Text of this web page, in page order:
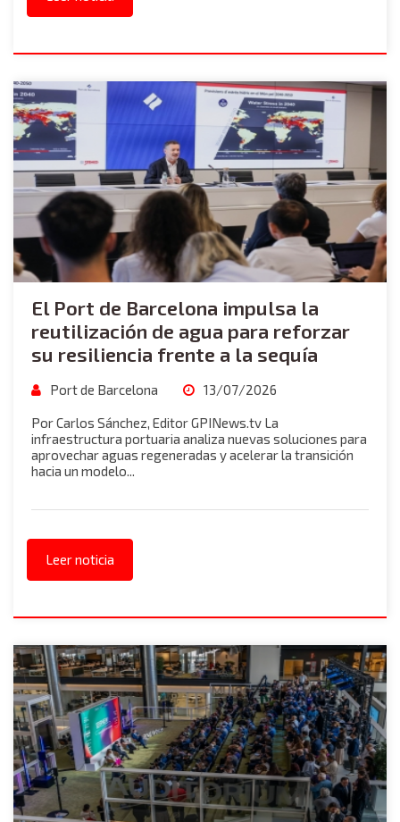
El Port de Barcelona impulsa la
reutilización de agua para reforzar
su resiliencia frente a la sequía
Port de Barcelona 13/07/2026
Por Carlos Sánchez, Editor GPINews.tv La
infraestructura portuaria analiza nuevas soluciones para
aprovechar aguas regeneradas y acelerar la transición
hacia un modelo...
Leer noticia